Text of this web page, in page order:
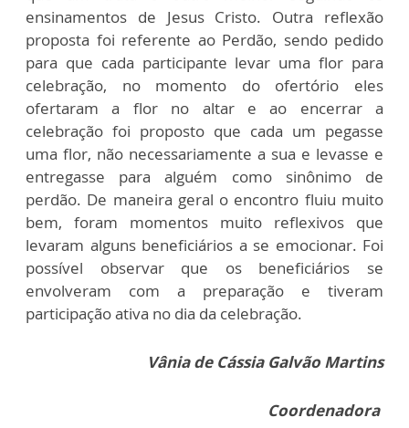
ensinamentos de Jesus Cristo. Outra reflexão
proposta foi referente ao Perdão, sendo pedido
para que cada participante levar uma flor para
celebração, no momento do ofertório eles
ofertaram a flor no altar e ao encerrar a
celebração foi proposto que cada um pegasse
uma flor, não necessariamente a sua e levasse e
entregasse para alguém como sinônimo de
perdão. De maneira geral o encontro fluiu muito
bem, foram momentos muito reflexivos que
levaram alguns beneficiários a se emocionar. Foi
possível observar que os beneficiários se
envolveram com a preparação e tiveram
participação ativa no dia da celebração.
Vânia de Cássia Galvão Martins
Coordenadora